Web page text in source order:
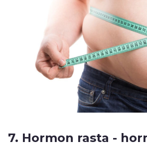
7. Hormon rasta -